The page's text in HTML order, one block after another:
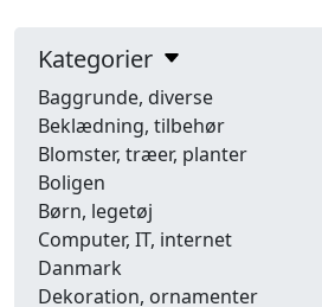
Kategorier
Baggrunde, diverse
Beklædning, tilbehør
Blomster, træer, planter
Boligen
Børn, legetøj
Computer, IT, internet
Danmark
Dekoration, ornamenter